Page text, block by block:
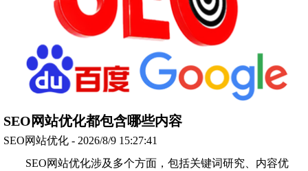
SEO网站优化都包含哪些内容
SEO网站优化 - 2026/8/9 15:27:41
SEO网站优化涉及多个方面，包括关键词研究、内容优